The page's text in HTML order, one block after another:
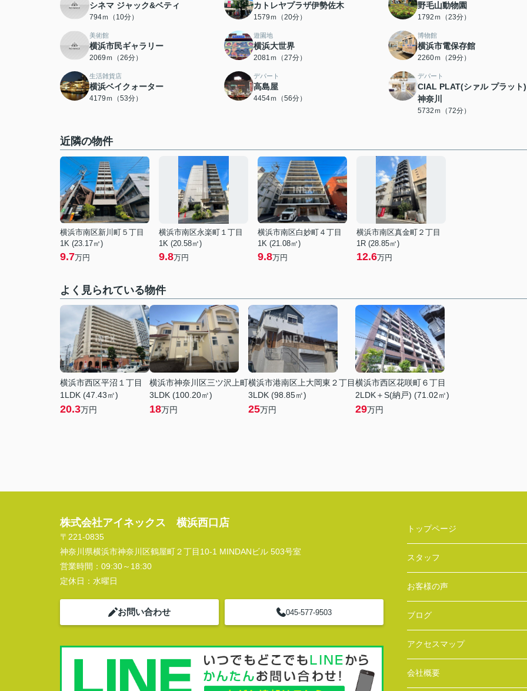
シネマ ジャック&ベティ
794ｍ（10分）
カトレヤプラザ伊勢佐木
1579ｍ（20分）
野毛山動物園
1792ｍ（23分）
美術館
横浜市民ギャラリー
2069ｍ（26分）
遊園地
横浜大世界
2081ｍ（27分）
博物館
横浜市電保存館
2260ｍ（29分）
生活雑貨店
横浜ベイクォーター
4179ｍ（53分）
デパート
高島屋
4454ｍ（56分）
デパート
CIAL PLAT(シァル プラット
神奈川
5732ｍ（72分）
近隣の物件
横浜市南区新川町５丁目
1K (23.17㎡)
9.7万円
横浜市南区永楽町１丁目
1K (20.58㎡)
9.8万円
横浜市南区白妙町４丁目
1K (21.08㎡)
9.8万円
横浜市南区真金町２丁目
1R (28.85㎡)
12.6万円
よく見られている物件
横浜市西区平沼１丁目
1LDK (47.43㎡)
20.3万円
横浜市神奈川区三ツ沢上町
3LDK (100.20㎡)
18万円
横浜市港南区上大岡東２丁目
3LDK (98.85㎡)
25万円
横浜市西区花咲町６丁目
2LDK＋S(納戸) (71.02㎡)
29万円
株式会社アイネックス 横浜西口店
〒221-0835
神奈川県横浜市神奈川区鶴屋町２丁目10-1 MINDANビル 503号室
営業時間： 09:30～18:30
定休日： 水曜日
お問い合わせ 045-577-9503
トップページ
スタッフ
お客様の声
ブログ
アクセスマップ
会社概要